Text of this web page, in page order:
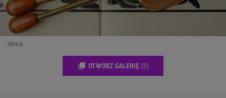
iStock
OTWÓRZ GALERIĘ (3)